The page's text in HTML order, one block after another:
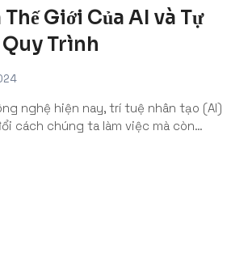
Giới Của AI và Tự
Trình
nghệ hiện nay, trí tuệ nhân tạo (AI)
cách chúng ta làm việc mà còn…